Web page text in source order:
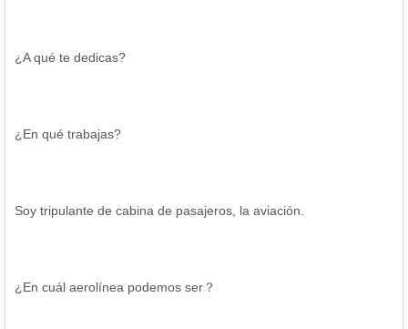
¿A qué te dedicas?
¿En qué trabajas?
Soy tripulante de cabina de pasajeros, la aviación.
¿En cuál aerolínea podemos ser？